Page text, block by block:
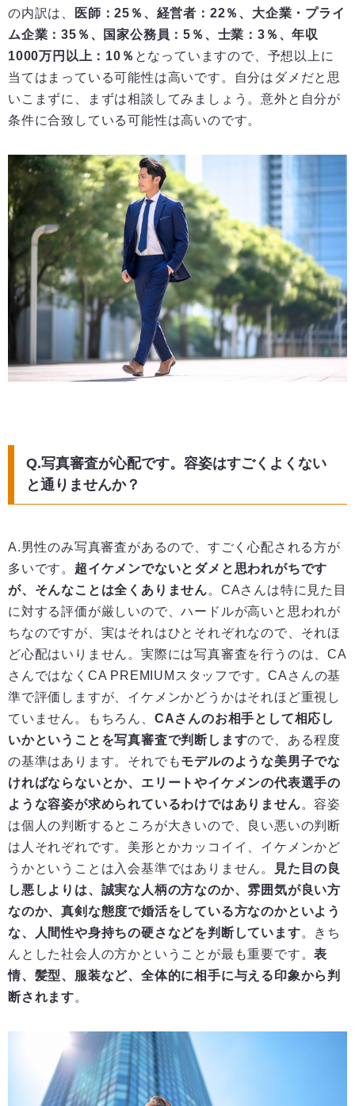
の内訳は、
医師：25％、経営者：22％、大企業・プライ
ム企業：35％、国家公務員：5％、士業：3％、年収
1000万円以上：10％ となっていますので、予想以上に
当てはまっている可能性は高いです。自分はダメだと思
いこまずに、まずは相談してみましょう。意外と自分が
条件に合致している可能性は高いのです。
Q.写真審査が心配です。容姿はすごくよくない
と通りませんか？
A.男性のみ写真審査があるので、すごく心配される方が
多いです。 超イケメンでないとダメと思われがちです
が、そんなことは全くありません。CAさんは特に見た目
に対する評価が厳しいので、ハードルが高いと思われが
ちなのですが、実はそれはひとそれぞれなので、それほ
ど心配はいりません。実際には写真審査を行うのは、CA
さんではなくCA PREMIUMスタッフです。CAさんの基
準で評価しますが、イケメンかどうかはそれほど重視し
ていません。もちろん、 CAさんのお相手として相応し
いかということを写真審査で判断しますので、ある程度
の基準はあります。それでもモデルのような美男子でな
ければならないとか、エリートやイケメンの代表選手の
ような容姿が求められているわけではありません。容姿
は個人の判断するところが大きいので、良い悪いの判断
は人それぞれです。美形とかカッコイイ、イケメンかど
うかということは入会基準ではありません。
見た目の良
し悪しよりは、誠実な人柄の方なのか、雰囲気が良い方
なのか、真剣な態度で婚活をしている方なのかといよう
な、人間性や身持ちの硬さなどを判断しています。きち
んとした社会人の方かということが最も重要です。表
情、髪型、服装など、全体的に相手に与える印象から判
断されます。